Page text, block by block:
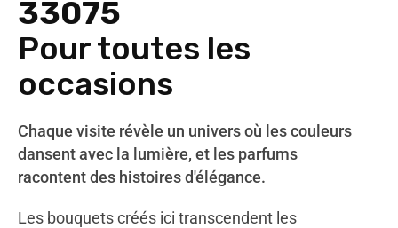
33075
Pour toutes les
occasions
Chaque visite révèle un univers où les couleurs
dansent avec la lumière, et les parfums
racontent des histoires d'élégance.
Les bouquets créés ici transcendent les